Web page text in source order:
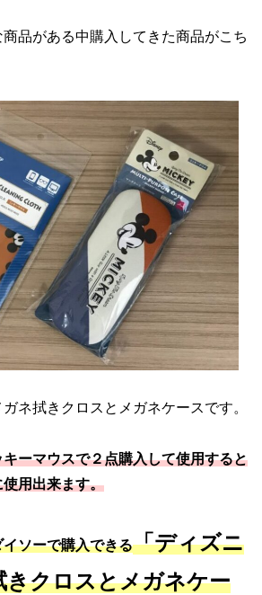
品がある中購入してきた商品がこち
ネ拭きクロスとメガネケースです。
ーマウスで２点購入して使用すると
用出来ます。
ソーで購入できる「ディズニ
きクロスとメガネケー